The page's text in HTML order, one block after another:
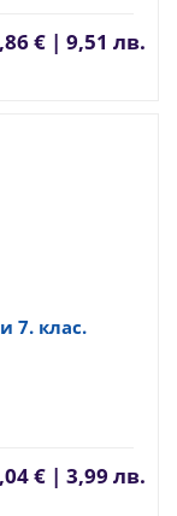
€ | 9,51 лв.
7. клас.
€ | 3,99 лв.